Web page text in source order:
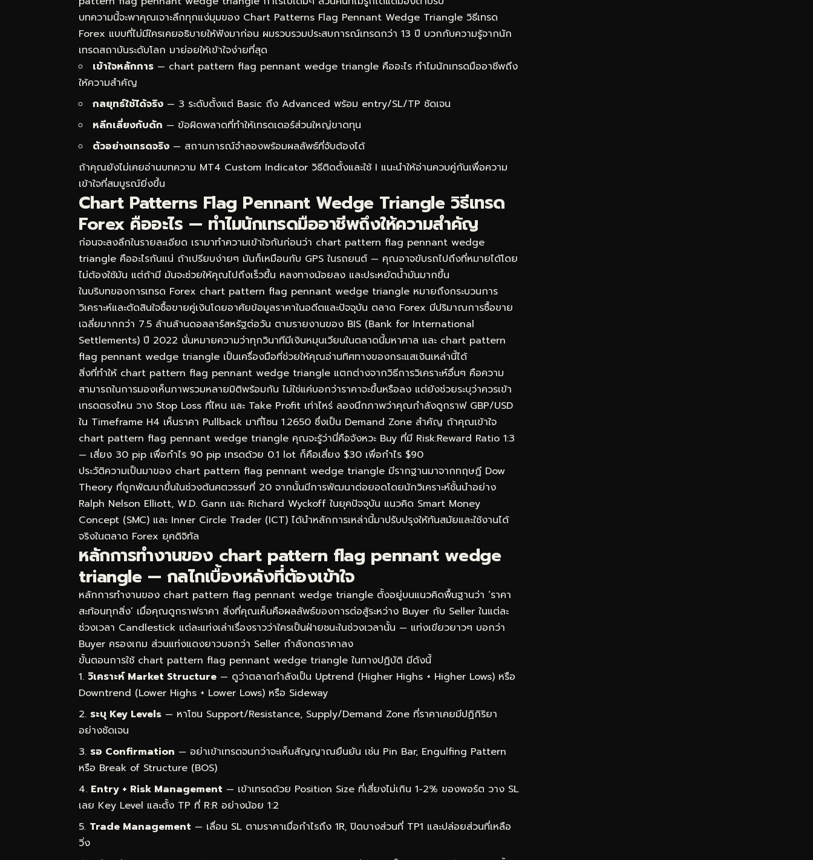
บทความนี้จะพาคุณเจาะลึกทุกแง่มุมของ Chart Patterns Flag Pennant Wedge Triangle วิธีเทรด
Forex แบบที่ไม่มีใครเคยอธิบายให้ฟังมาก่อน ผมรวบรวมประสบการณ์เทรดกว่า 13 ปี บวกกับความรู้จากนัก
เทรดสถาบันระดับโลก มาย่อยให้เข้าใจง่ายที่สุด
เข้าใจหลักการ — chart pattern flag pennant wedge triangle คืออะไร ทำไมนักเทรดมืออาชีพถึง
ให้ความสำคัญ
กลยุทธ์ใช้ได้จริง — 3 ระดับตั้งแต่ Basic ถึง Advanced พร้อม entry/SL/TP ชัดเจน
หลีกเลี่ยงกับดัก — ข้อผิดพลาดที่ทำให้เทรดเดอร์ส่วนใหญ่ขาดทุน
ตัวอย่างเทรดจริง — สถานการณ์จำลองพร้อมผลลัพธ์ที่จับต้องได้
ถ้าคุณยังไม่เคยอ่านบทความ MT4 Custom Indicator วิธีติดตั้งและใช้ I แนะนำให้อ่านควบคู่กันเพื่อความ
เข้าใจที่สมบูรณ์ยิ่งขึ้น
Chart Patterns Flag Pennant Wedge Triangle วิธีเทรด
Forex คืออะไร — ทำไมนักเทรดมืออาชีพถึงให้ความสำคัญ
ก่อนจะลงลึกในรายละเอียด เรามาทำความเข้าใจกันก่อนว่า chart pattern flag pennant wedge
triangle คืออะไรกันแน่ ถ้าเปรียบง่ายๆ มันก็เหมือนกับ GPS ในรถยนต์ — คุณอาจขับรถไปถึงที่หมายได้โดย
ไม่ต้องใช้มัน แต่ถ้ามี มันจะช่วยให้คุณไปถึงเร็วขึ้น หลงทางน้อยลง และประหยัดน้ำมันมากขึ้น
ในบริบทของการเทรด Forex chart pattern flag pennant wedge triangle หมายถึงกระบวนการ
วิเคราะห์และตัดสินใจซื้อขายคู่เงินโดยอาศัยข้อมูลราคาในอดีตและปัจจุบัน ตลาด Forex มีปริมาณการซื้อขาย
เฉลี่ยมากกว่า 7.5 ล้านล้านดอลลาร์สหรัฐต่อวัน ตามรายงานของ BIS (Bank for International
Settlements) ปี 2022 นั่นหมายความว่าทุกวินาทีมีเงินหมุนเวียนในตลาดนี้มหาศาล และ chart pattern
flag pennant wedge triangle เป็นเครื่องมือที่ช่วยให้คุณอ่านทิศทางของกระแสเงินเหล่านี้ได้
สิ่งที่ทำให้ chart pattern flag pennant wedge triangle แตกต่างจากวิธีการวิเคราะห์อื่นๆ คือความ
สามารถในการมองเห็นภาพรวมหลายมิติพร้อมกัน ไม่ใช่แค่บอกว่าราคาจะขึ้นหรือลง แต่ยังช่วยระบุว่าควรเข้า
เทรดตรงไหน วาง Stop Loss ที่ไหน และ Take Profit เท่าไหร่ ลองนึกภาพว่าคุณกำลังดูกราฟ GBP/USD
ใน Timeframe H4 เห็นราคา Pullback มาที่โซน 1.2650 ซึ่งเป็น Demand Zone สำคัญ ถ้าคุณเข้าใจ
chart pattern flag pennant wedge triangle คุณจะรู้ว่านี่คือจังหวะ Buy ที่มี Risk:Reward Ratio 1:3
— เสี่ยง 30 pip เพื่อกำไร 90 pip เทรดด้วย 0.1 lot ก็คือเสี่ยง $30 เพื่อกำไร $90
ประวัติความเป็นมาของ chart pattern flag pennant wedge triangle มีรากฐานมาจากทฤษฎี Dow
Theory ที่ถูกพัฒนาขึ้นในช่วงต้นศตวรรษที่ 20 จากนั้นมีการพัฒนาต่อยอดโดยนักวิเคราะห์ชั้นนำอย่าง
Ralph Nelson Elliott, W.D. Gann และ Richard Wyckoff ในยุคปัจจุบัน แนวคิด Smart Money
Concept (SMC) และ Inner Circle Trader (ICT) ได้นำหลักการเหล่านี้มาปรับปรุงให้ทันสมัยและใช้งานได้
จริงในตลาด Forex ยุคดิจิทัล
หลักการทำงานของ chart pattern flag pennant wedge
triangle — กลไกเบื้องหลังที่ต้องเข้าใจ
หลักการทำงานของ chart pattern flag pennant wedge triangle ตั้งอยู่บนแนวคิดพื้นฐานว่า ‘ราคา
สะท้อนทุกสิ่ง’ เมื่อคุณดูกราฟราคา สิ่งที่คุณเห็นคือผลลัพธ์ของการต่อสู้ระหว่าง Buyer กับ Seller ในแต่ละ
ช่วงเวลา Candlestick แต่ละแท่งเล่าเรื่องราวว่าใครเป็นฝ่ายชนะในช่วงเวลานั้น — แท่งเขียวยาวๆ บอกว่า
Buyer ครองเกม ส่วนแท่งแดงยาวบอกว่า Seller กำลังกดราคาลง
ขั้นตอนการใช้ chart pattern flag pennant wedge triangle ในทางปฏิบัติ มีดังนี้
วิเคราะห์ Market Structure — ดูว่าตลาดกำลังเป็น Uptrend (Higher Highs + Higher Lows) หรือ
Downtrend (Lower Highs + Lower Lows) หรือ Sideway
ระบุ Key Levels — หาโซน Support/Resistance, Supply/Demand Zone ที่ราคาเคยมีปฏิกิริยา
อย่างชัดเจน
รอ Confirmation — อย่าเข้าเทรดจนกว่าจะเห็นสัญญาณยืนยัน เช่น Pin Bar, Engulfing Pattern
หรือ Break of Structure (BOS)
Entry + Risk Management — เข้าเทรดด้วย Position Size ที่เสี่ยงไม่เกิน 1-2% ของพอร์ต วาง SL
เลย Key Level และตั้ง TP ที่ R:R อย่างน้อย 1:2
Trade Management — เลื่อน SL ตามราคาเมื่อกำไรถึง 1R, ปิดบางส่วนที่ TP1 และปล่อยส่วนที่เหลือ
วิ่ง